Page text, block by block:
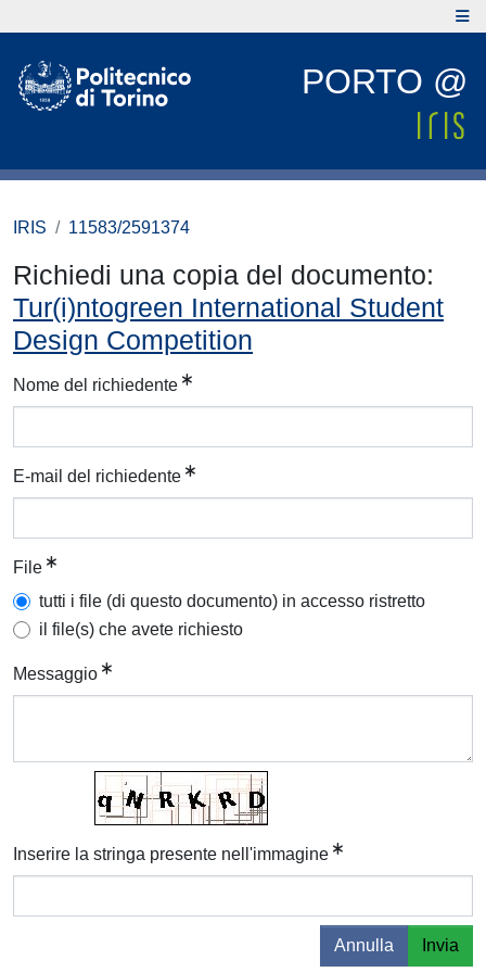
PORTO @
IRIS 11583/2591374
Richiedi una copia del documento:
Tur(i)ntogreen International Student
Design Competition
Nome del richiedente
E-mail del richiedente
File
tutti i file (di questo documento) in accesso ristretto
il file(s) che avete richiesto
Messaggio
Inserire la stringa presente nell'immagine
Annulla Invia